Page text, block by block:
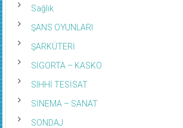
Sağlık
ŞANS OYUNLARI
ŞARKÜTERİ
SİGORTA – KASKO
SIHHİ TESİSAT
SİNEMA – SANAT
SONDAJ